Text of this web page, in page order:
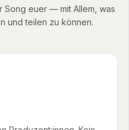
Song euer — mit Allem, was
und teilen zu können.